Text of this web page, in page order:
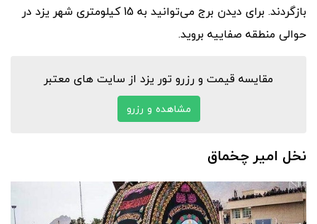
بازگردند. برای دیدن برج می‌توانید به 15 کیلومتری شهر یزد در
حوالی منطقه صفاییه بروید.
مقایسه قیمت و رزرو تور یزد از سایت های معتبر
مشاهده و رزرو
نخل امیر چخماق